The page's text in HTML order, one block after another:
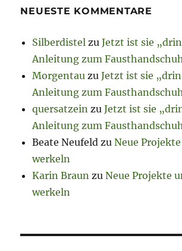
NEUESTE KOMMENTARE
Silberdistel zuJetzt ist sie
Anleitung zum
Morgentau zuJetzt ist sie
Anleitung zum
quersatzein zuJetzt ist sie
Anleitung zum
Beate Neufeld zuNeue
werkeln
Karin Braun zuNeue Projekte
werkeln